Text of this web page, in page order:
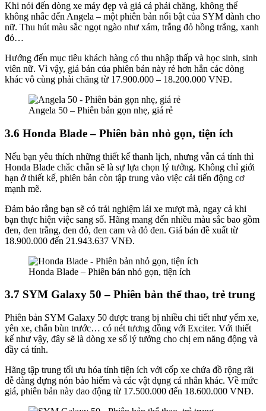
Khi nói đến dòng xe máy đẹp và giá cả phải chăng, không thể
không nhắc đến Angela – một phiên bản nổi bật của SYM dành cho
nữ. Thu hút màu sắc ngọt ngào như xám, trắng đỏ hồng trắng, xanh
đỏ…
Hướng đến mục tiêu khách hàng có thu nhập thấp và học sinh, sinh
viên nữ. Vì vậy, giá bán của phiên bản này rẻ hơn hẳn các dòng
khác vô cùng phải chăng từ 17.900.000 – 18.200.000 VNĐ.
Angela 50 – Phiên bản gọn nhẹ, giá rẻ
3.6 Honda Blade – Phiên bản nhỏ gọn, tiện ích
Nếu bạn yêu thích những thiết kế thanh lịch, nhưng vẫn cá tính thì
Honda Blade chắc chắn sẽ là sự lựa chọn lý tưởng. Không chỉ giới
hạn ở thiết kế, phiên bản còn tập trung vào việc cải tiến động cơ
mạnh mẽ.
Đảm bảo rằng bạn sẽ có trải nghiệm lái xe mượt mà, ngay cả khi
bạn thực hiện việc sang số. Hãng mang đến nhiều màu sắc bao gồm
đen, đen trắng, đen đỏ, đen cam và đỏ đen. Giá bán đề xuất từ
18.900.000 đến 21.943.637 VNĐ.
Honda Blade – Phiên bản nhỏ gọn, tiện ích
3.7 SYM Galaxy 50 – Phiên bản thể thao, trẻ trung
Phiên bản SYM Galaxy 50 được trang bị nhiều chi tiết như yếm xe,
yên xe, chắn bùn trước… có nét tương đồng với Exciter. Với thiết
kế như vậy, đây sẽ là dòng xe số lý tưởng cho chị em năng động và
đầy cá tính.
Hãng tập trung tối ưu hóa tính tiện ích với cốp xe chứa đồ rộng rãi
dễ dàng đựng nón bảo hiểm và các vật dụng cá nhân khác. Về mức
giá, phiên bản này dao động từ 17.500.000 đến 18.600.000 VNĐ.